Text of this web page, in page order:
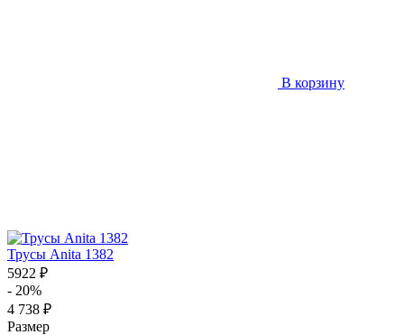
В корзину
Трусы Anita 1382
5922 ₽
- 20%
4 738 ₽
Размер